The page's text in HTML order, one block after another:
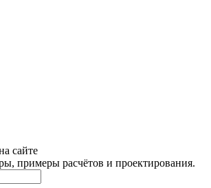
сайте
примеры расчётов и проектирования.